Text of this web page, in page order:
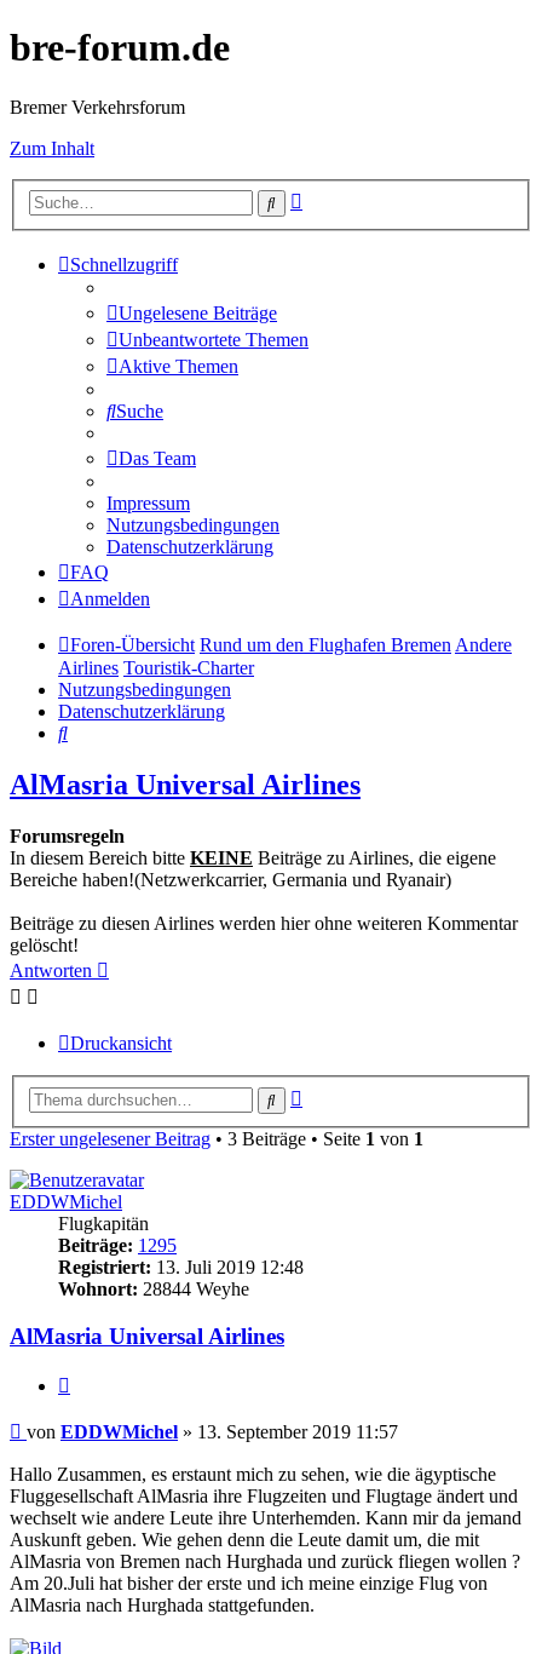
bre-forum.de
Bremer Verkehrsforum
Zum Inhalt
Suche
Schnellzugriff
Ungelesene Beiträge
Unbeantwortete Themen
Aktive Themen
Suche
Das Team
Impressum
Nutzungsbedingungen
Datenschutzerklärung
FAQ
Anmelden
Foren-Übersicht Rund um den Flughafen BremenAndere
Airlines Touristik-Charter
Nutzungsbedingungen
Datenschutzerklärung
Suche
AlMasria Universal Airlines
Forumsregeln
In diesem Bereich bitte KEINE Beiträge zu Airlines, die eigene
Bereiche haben!(Netzwerkcarrier, Germania und Ryanair)
Beiträge zu diesen Airlines werden hier ohne weiteren Kommentar
gelöscht!
Antworten
Druckansicht
Suche
Erster ungelesener Beitrag • 3 Beiträge • Seite 1 von 1
EDDWMichel
Flugkapitän
Beiträge: 1295
Registriert: 13. Juli 2019 12:48
Wohnort: 28844 Weyhe
AlMasria Universal Airlines
Ungelesener
von EDDWMichel » 13. September 2019 11:57
Hallo Zusammen, es erstaunt mich zu sehen, wie die ägyptische
Fluggesellschaft AlMasria ihre Flugzeiten und Flugtage ändert und
wechselt wie andere Leute ihre Unterhemden. Kann mir da jemand
Auskunft geben. Wie gehen denn die Leute damit um, die mit
AlMasria von Bremen nach Hurghada und zurück fliegen wollen ?
Am 20.Juli hat bisher der erste und ich meine einzige Flug von
AlMasria nach Hurghada stattgefunden.